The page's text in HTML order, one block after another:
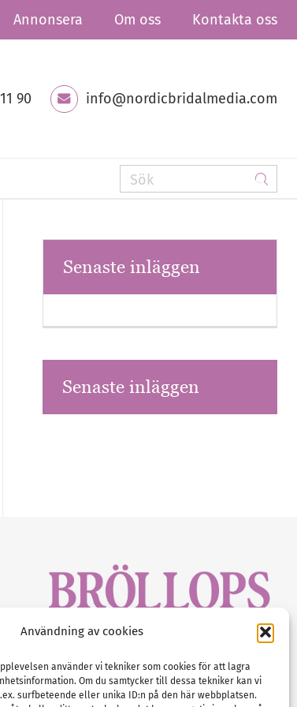
Användning av cookies
använder vi tekniker som cookies för att lagra
Om du samtycker till dessa tekniker kan vi
surfbeteende eller unika ID:n på den här webbplatsen.
Annonsera Om oss Kontakta oss
90 info@nordicbridalmedia.com
Senaste inläggen
Senaste inläggen
Tel :0522-68 11 90
E-post:info@nordicbridalmedia.com